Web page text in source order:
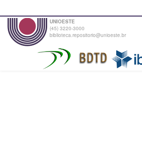
UNIOESTE
(45) 3220-3000
biblioteca.repositorio@unioeste.br